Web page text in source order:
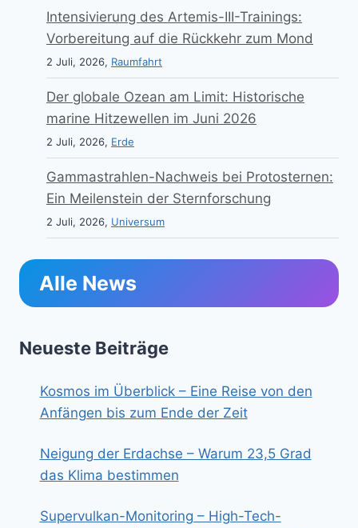
Intensivierung des Artemis-III-Trainings:
Vorbereitung auf die Rückkehr zum Mond
2 Juli, 2026, Raumfahrt
Der globale Ozean am Limit: Historische
marine Hitzewellen im Juni 2026
2 Juli, 2026, Erde
Gammastrahlen-Nachweis bei Protosternen:
Ein Meilenstein der Sternforschung
2 Juli, 2026, Universum
Alle News
Neueste Beiträge
Kosmos im Überblick – Eine Reise von den
Anfängen bis zum Ende der Zeit
Neigung der Erdachse – Warum 23,5 Grad
das Klima bestimmen
Supervulkan-Monitoring – High-Tech-